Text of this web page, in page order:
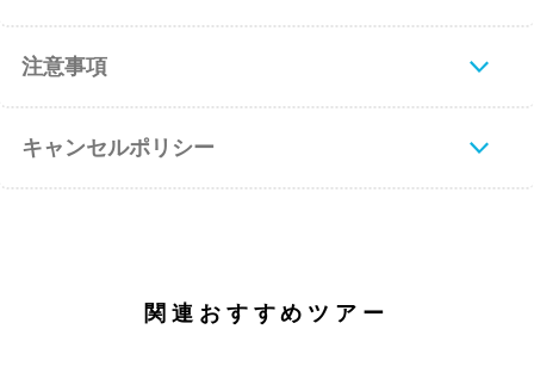
注意事項
キャンセルポリシー
関連おすすめツアー